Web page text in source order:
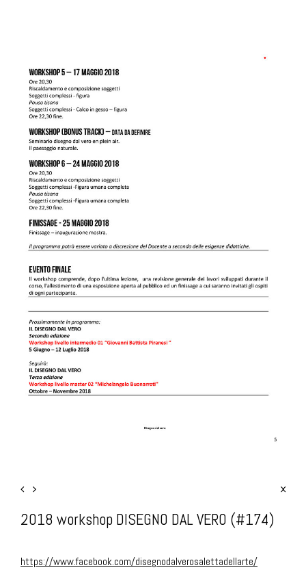
2018 workshop DISEGNO DAL VERO (#174)
https://www.facebook.com/disegnodalverosalettadellarte/